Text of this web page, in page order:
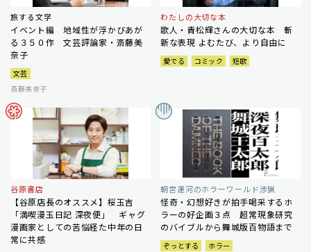
旅する文学
イベント編 地域性が浮かびあが
る３５０作 文芸評論家・斎藤美
奈子
文芸
斎藤美奈子
わたしの大切な本
歌人・青松輝さんの大切な本 斬
新な表現 よむたび、より自由に
愛でる コミック 短歌
谷原書店
【谷原店長のオススメ】桜玉吉
「満喫漫玉日記 深夜便」 ギャグ
漫画家としての苦悩経た中年の日
常に共感
朝宮運河のホラーワールド渉猟
怪奇・幻想好きが拍手喝采するホ
ラーの好企画３点 超常現象研究
のバイブルから舞城版百物語まで
ぞっとする
ホラー